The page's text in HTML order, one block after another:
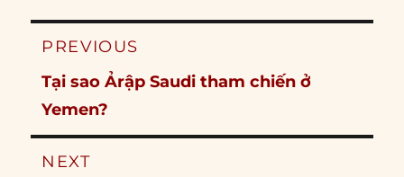
Post
PREVIOUS
Previous
post:
Tại sao Ảrập Saudi tham chiến ở
Yemen?
NEXT